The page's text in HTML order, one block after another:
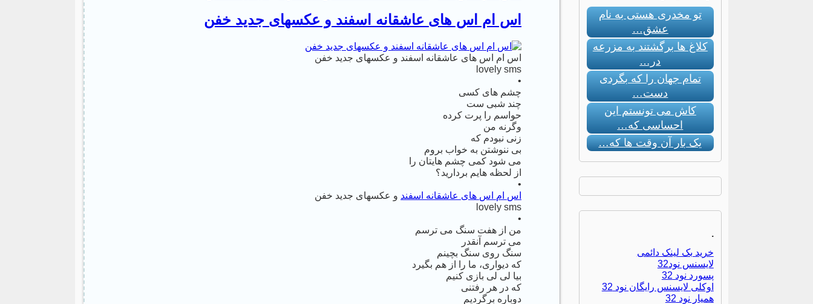
اس ام اس های عاشقانه اسفند و عکسهای جدید خفن
اس ام اس های عاشقانه اسفند و عکسهای جدید خفن
lovely sms
•
چشم های کسی
چند شبی ست
حواسم را پرت کرده
وگرنه من
زنی نبودم که
بی ننوشتن به خواب بروم
می شود کمی چشم‌ هایتان را
از لحظه هایم بردارید؟
•
اس ام اس های عاشقانه اسفند و عکسهای جدید خفن
lovely sms
•
من از هفت‌ سنگ می ‌ترسم
می ‌ترسم آنقدر
سنگ روی سنگ بچینم
که دیواری، ما را از هم بگیرد
بیا لی لی بازی کنیم
که در هر رفتنی
دوباره برگردیم
تو مخدری هستی به نام
عشق…
کلاغ ها برگشتند به مزرعه
در…
تمام جهان را که بگردی
دست…
کاش می تونستم این
احساسی که…
یک بار آن وقت ها که…
.
خرید بک لینک دائمی
لایسنس نود32
پسورد نود 32
اوکلی لایسنس رایگان نود 32
همیار نود 32